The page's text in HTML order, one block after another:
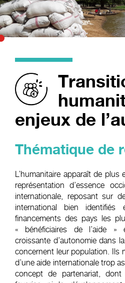
enjeux de
Thématique de
L’humanitaire apparaît de
représentation d’essence
internationale, reposant sur
international bien
financements des pays les
« bénéficiaires de l’aide »
croissante d’autonomie dans
concernent leur population. Ils
d’une aide internationale trop
concept de partenariat,